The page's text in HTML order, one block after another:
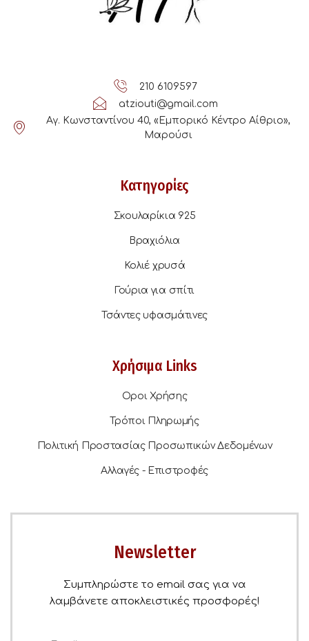
210 6109597
atziouti@gmail.com
Αγ. Κωνσταντίνου 40, «Εμπορικό Κέντρο Αίθριο»,
Μαρούσι
Κατηγορίες
Σκουλαρίκια 925
Βραχιόλια
Κολιέ χρυσά
Γούρια για σπίτι
Τσάντες υφασμάτινες
Χρήσιμα Links
Οροι Χρήσης
Τρόποι Πληρωμής
Πολιτική Προστασίας Προσωπικών Δεδομένων
Αλλαγές - Επιστροφές
Newsletter
Συμπληρώστε το email σας για να
λαμβάνετε αποκλειστικές προσφορές!